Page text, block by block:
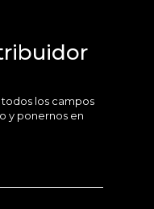
los campos
y ponernos en